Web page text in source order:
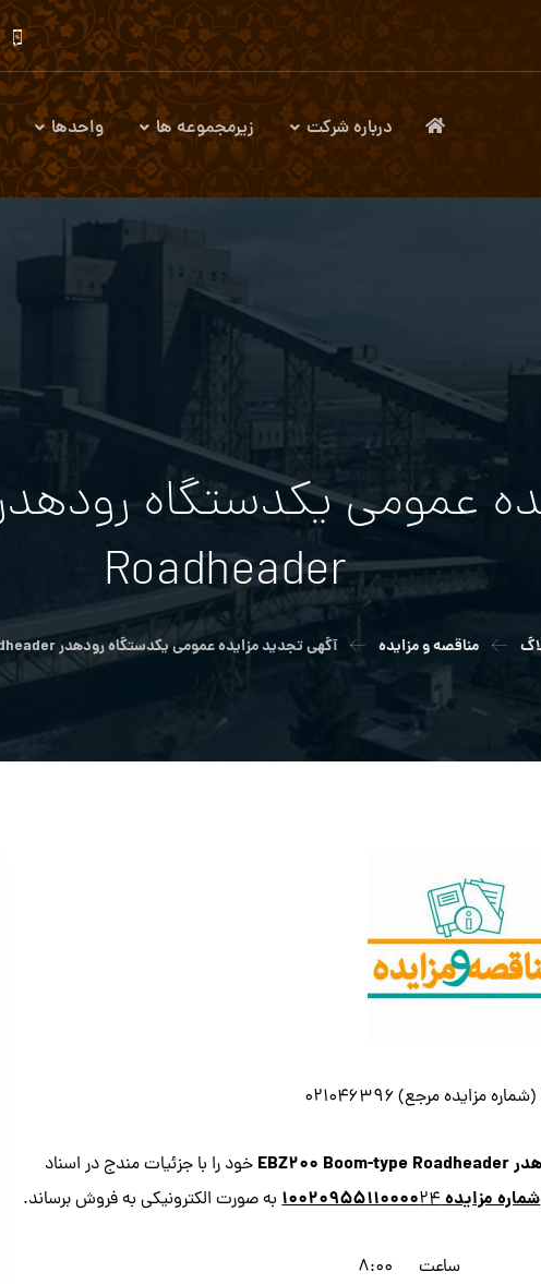
درباره شرکت زیرمجموعه ها واحدها
Roadheader
مناقصه و مزایده آگهي تجديد مزايده عمومي یکدستگاه رودهدر EBZ200 Boom-type Roadheader
EBZ200 Boom-type Roadheader خود را با جزئیات مندج در اسناد
شماره مزایده ۱۰۰۲۰۹۵۵۱۱۰۰۰۰۲۴ به صورت الکترونیکی به فروش برساند.